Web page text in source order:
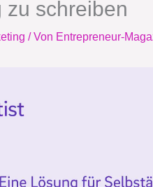
zu schreiben
/ Von Entrepreneur-